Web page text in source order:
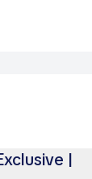
|